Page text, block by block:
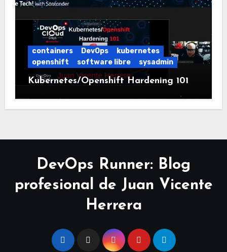
containers DevOps
kubernetes
openshift
software libre sysadmin
Kubernetes/Openshift Hardening 101
DevOps Runner: Blog
profesional de Juan Vicente
Herrera